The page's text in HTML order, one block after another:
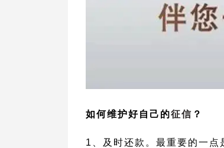
如何维护好自己的征信 ？
1、及时还款。最重要的一